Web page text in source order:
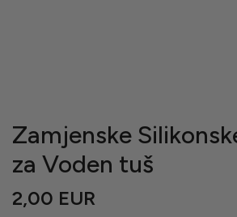
Zamjenske
za Voden tuš
2,00 EUR